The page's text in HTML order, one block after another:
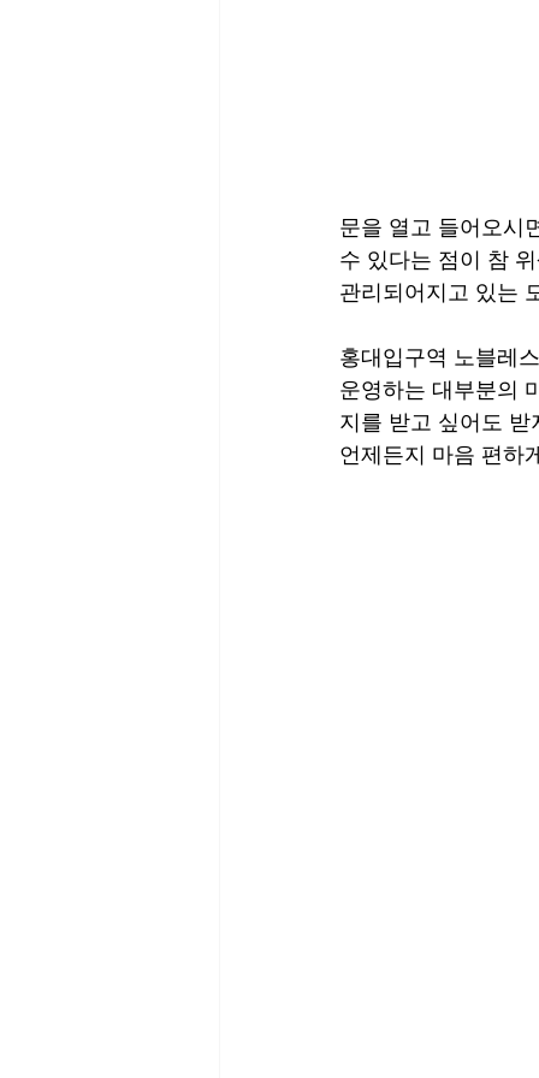
문을 열고 들어오시
수 있다는 점이 참
관리되어지고 있는
홍대입구역 노블레
운영하는 대부분의
지를 받고 싶어도
언제든지 마음 편하